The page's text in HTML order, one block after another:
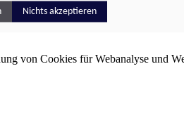
von Cookies für Webanalyse und
Nichts akzeptieren